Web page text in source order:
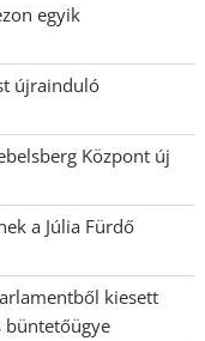
egyik
újrainduló
Központ új
a Júlia Fürdő
kiesett
büntetőügye